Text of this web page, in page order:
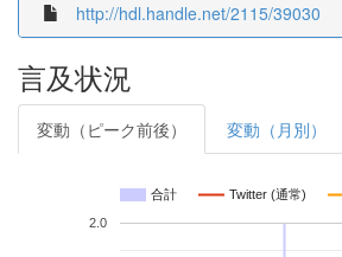
http://hdl.handle.net/2115/39030
言及状況
変動（ピーク前後） 変動（月別）
合計 Twitter (通常)
2.0